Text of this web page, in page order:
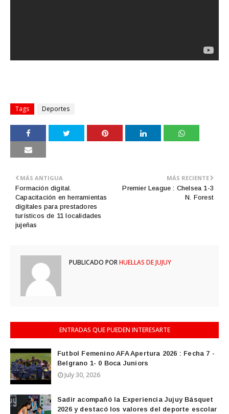
Tags Deportes
MÁS RECIENTE
Premier League : Chelsea 1-3
N. Forest
MÁS ANTIGUA
Formación digital.
Capacitación en herramientas
digitales para prestadores
turísticos de 11 localidades
jujeñas
PUBLICADO PORHUELLAS DE JUJUY
ENTRADAS QUE PUEDEN INTERESARTE
Futbol Femenino AFA Apertura 2026 : Fecha 7 -
Belgrano 1- 0 Boca Juniors
July 30, 2026
Sadir acompañó la Experiencia Jujuy Básquet
2026 y destacó los valores del deporte escolar